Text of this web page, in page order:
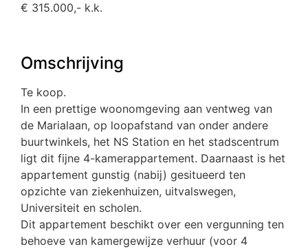
€ 315.000,- k.k.
Omschrijving
Te koop.
In een prettige woonomgeving aan ventweg van
de Marialaan, op loopafstand van onder andere
buurtwinkels, het NS Station en het stadscentrum
ligt dit fijne 4-kamerappartement. Daarnaast is het
appartement gunstig (nabij) gesitueerd ten
opzichte van ziekenhuizen, uitvalswegen,
Universiteit en scholen.
Dit appartement beschikt over een vergunning ten
behoeve van kamergewijze verhuur (voor 4